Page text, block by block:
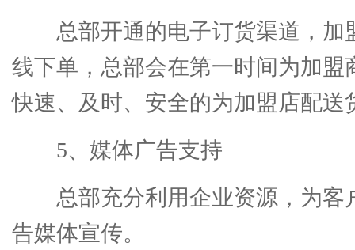
总部开通的电子订货渠道，加
线下单，总部会在第一时间为加盟
快速、及时、安全的为加盟店配送
5、媒体广告支持
总部充分利用企业资源，为客
告媒体宣传。